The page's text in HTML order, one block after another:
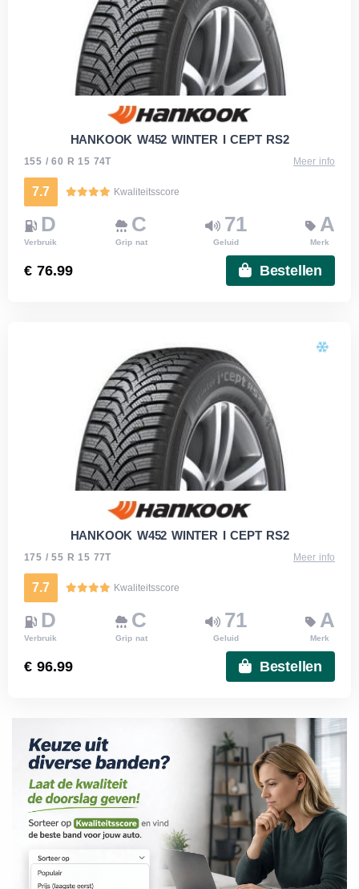
HANKOOK W452 WINTER I CEPT RS2
155 / 60 R 15 74T Meer info
7.7 Kwaliteitsscore
D
Verbruik
C
Grip nat
71
Geluid
A
Merk
€ 76.99 Bestellen
HANKOOK W452 WINTER I CEPT RS2
175 / 55 R 15 77T Meer info
7.7 Kwaliteitsscore
D
Verbruik
C
Grip nat
71
Geluid
A
Merk
€ 96.99 Bestellen